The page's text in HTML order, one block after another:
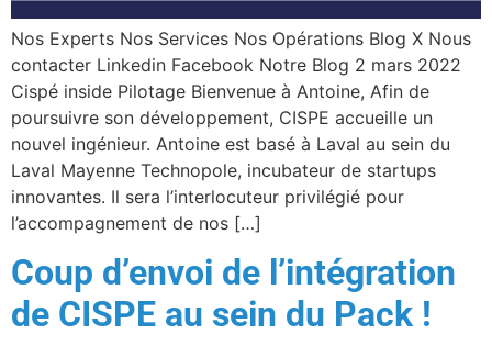
Nos Experts Nos Services Nos Opérations Blog X Nous
contacter Linkedin Facebook Notre Blog 2 mars 2022
Cispé inside Pilotage Bienvenue à Antoine, Afin de
poursuivre son développement, CISPE accueille un
nouvel ingénieur. Antoine est basé à Laval au sein du
Laval Mayenne Technopole, incubateur de startups
innovantes. Il sera l’interlocuteur privilégié pour
l’accompagnement de nos […]
Coup d’envoi de l’intégration
de CISPE au sein du Pack !